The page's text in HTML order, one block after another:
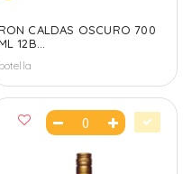
CALDAS OSCURO 700
12B...
botella